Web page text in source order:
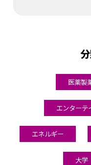
医薬製
エンターテ
エネルギー
大学